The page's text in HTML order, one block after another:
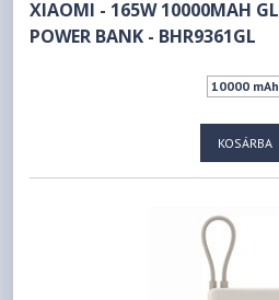
XIAOMI - 165W 10000MAH GL
POWER BANK - BHR9361GL
10000 mAh
KOSÁRBA